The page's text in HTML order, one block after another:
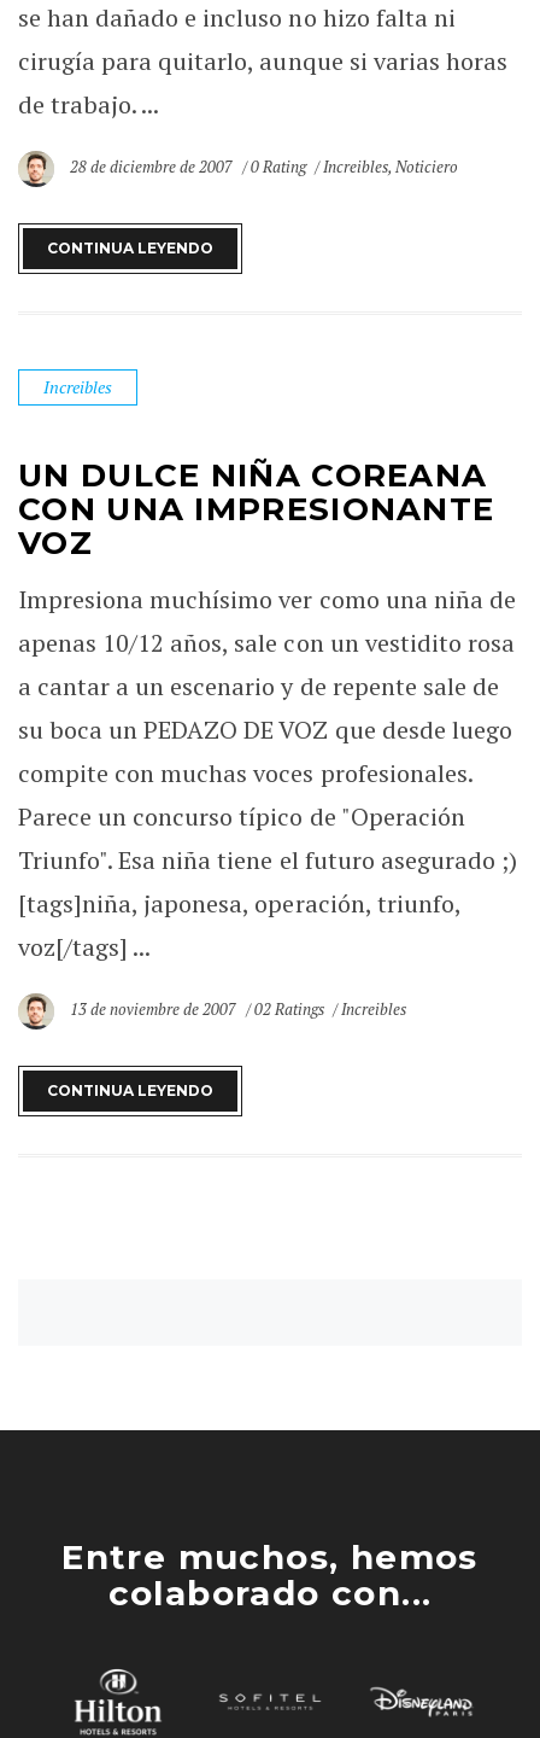
se han dañado e incluso no hizo falta ni
cirugía para quitarlo, aunque si varias horas
de trabajo. ...
28 de diciembre de 2007 0 Rating Increibles,Noticiero
CONTINUA LEYENDO
Increibles
UN DULCE NIÑA COREANA
CON UNA IMPRESIONANTE
VOZ
Impresiona muchísimo ver como una niña de
apenas 10/12 años, sale con un vestidito rosa
a cantar a un escenario y de repente sale de
su boca un PEDAZO DE VOZ que desde luego
compite con muchas voces profesionales.
Parece un concurso típico de "Operación
Triunfo". Esa niña tiene el futuro asegurado ;)
[tags]niña, japonesa, operación, triunfo,
voz[/tags] ...
13 de noviembre de 2007 02 Ratings Increibles
CONTINUA LEYENDO
Entre muchos, hemos
colaborado con...